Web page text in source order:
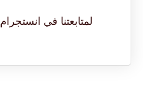
لمتابعتنا في انستجرام